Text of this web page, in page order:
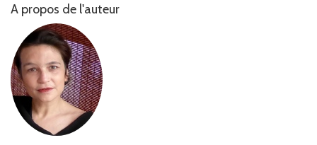
A propos de l'auteur